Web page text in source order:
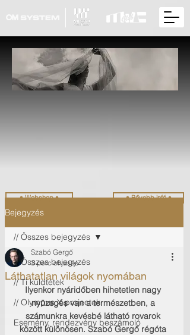
Bejegyzés
// Összes bejegyzés
// Ti küldtétek
// Olympus X projectek
Esemény, rendezvény beszámoló
// Összes bejegyzés
Láthatatlan világok nyomában
Szabó Gergő
3 perc olvasás
Ilyenkor nyáridőben hihetetlen nagy
nyüzsgés van a természetben, a
számunkra kevésbé látható rovarok
között különösen. Szabó Gergő régóta
• Webshop • • Bővebb infó •